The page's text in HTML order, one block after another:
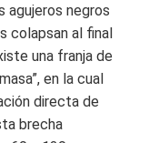
agujeros negros
colapsan al final
una franja de
en la cual
directa de
brecha